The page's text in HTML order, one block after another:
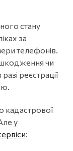
стану
за
телефонів.
чи
реєстрації
кадастрової
у
: